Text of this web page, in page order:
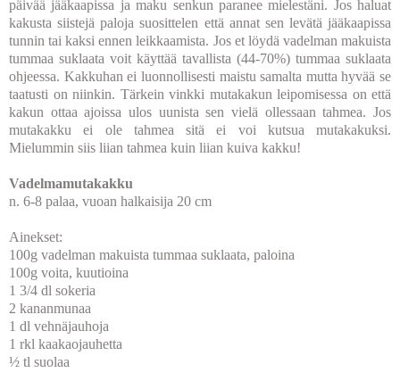
päivää jääkaapissa ja maku senkun paranee mielestäni. Jos haluat
kakusta siistejä paloja suosittelen että annat sen levätä jääkaapissa
tunnin tai kaksi ennen leikkaamista. Jos et löydä vadelman makuista
tummaa suklaata voit käyttää tavallista (44-70%) tummaa suklaata
ohjeessa. Kakkuhan ei luonnollisesti maistu samalta mutta hyvää se
taatusti on niinkin. Tärkein vinkki mutakakun leipomisessa on että
kakun ottaa ajoissa ulos uunista sen vielä ollessaan tahmea. Jos
mutakakku ei ole tahmea sitä ei voi kutsua mutakakuksi.
Mielummin siis liian tahmea kuin liian kuiva kakku!
Vadelmamutakakku
n. 6-8 palaa, vuoan halkaisija 20 cm
Ainekset:
100g vadelman makuista tummaa suklaata, paloina
100g voita, kuutioina
1 3/4 dl sokeria
2 kananmunaa
1 dl vehnäjauhoja
1 rkl kaakaojauhetta
½ tl suolaa